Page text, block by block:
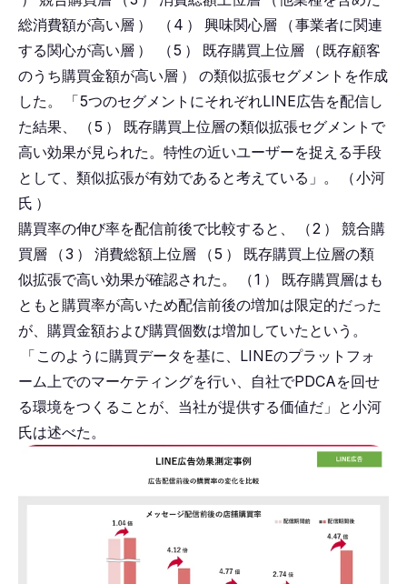
総消費額が高い層 ） （ 4 ） 興味関心層 （事業者に関連
する関心が高い層 ） （5 ） 既存購買上位層 （ 既存顧客
のうち購買金額が高い層 ）
の類似拡張セグメントを作成
した。
「5つのセグメントにそれぞれLINE広告を配信し
た結果、
（5 ）
既存購買上位層の類似拡張セグメントで
高い効果が見られた。特性の近いユーザーを捉える手段
として、類似拡張が有効であると考えている」。
（小河
氏 ）
購買率の伸び率を配信前後で比較すると、
（2 ） 競合購
買層
（3 ） 消費総額上位層 （5 ）
既存購買上位層の類
似拡張で高い効果が確認された。
（1 ）
既存購買層はも
ともと購買率が高いため配信前後の増加は限定的だった
が、購買金額および購買個数は増加していたという。
「 このように購買データを基に、LINEのプラットフォ
ーム上でのマーケティングを行い、自社でPDCAを回せ
る環境をつくることが、当社が提供する価値だ」と小河
氏は述べた。